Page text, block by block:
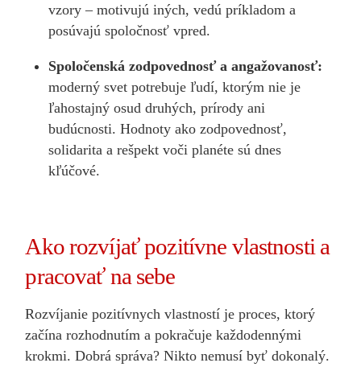
vzory – motivujú iných, vedú príkladom a
posúvajú spoločnosť vpred.
Spoločenská zodpovednosť a angažovanosť:
moderný svet potrebuje ľudí, ktorým nie je
ľahostajný osud druhých, prírody ani
budúcnosti. Hodnoty ako zodpovednosť,
solidarita a rešpekt voči planéte sú dnes
kľúčové.
Ako rozvíjať pozitívne vlastnosti a
pracovať na sebe
Rozvíjanie pozitívnych vlastností je proces, ktorý
začína rozhodnutím a pokračuje každodennými
krokmi. Dobrá správa? Nikto nemusí byť dokonalý.